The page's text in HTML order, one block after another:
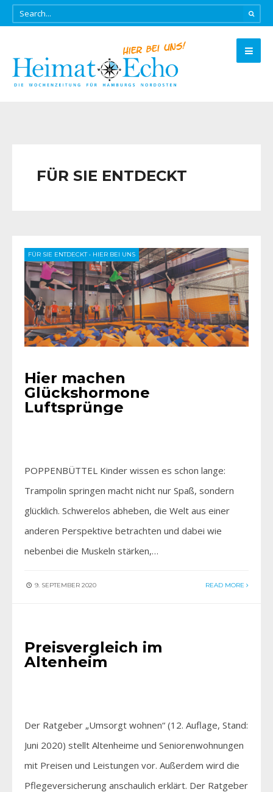
FÜR SIE ENTDECKT
FÜR SIE ENTDECKT• HIER BEI UNS
Hier machen
Glückshormone
Luftsprünge
POPPENBÜTTEL Kinder wissen es schon lange:
Trampolin springen macht nicht nur Spaß, sondern
glücklich. Schwerelos abheben, die Welt aus einer
anderen Perspektive betrachten und dabei wie
nebenbei die Muskeln stärken,…
9. SEPTEMBER 2020 READ MORE
Preisvergleich im
Altenheim
Der Ratgeber „Umsorgt wohnen“ (12. Auflage, Stand:
Juni 2020) stellt Altenheime und Seniorenwohnungen
mit Preisen und Leistungen vor. Außerdem wird die
Pflegeversicherung anschaulich erklärt. Der Ratgeber